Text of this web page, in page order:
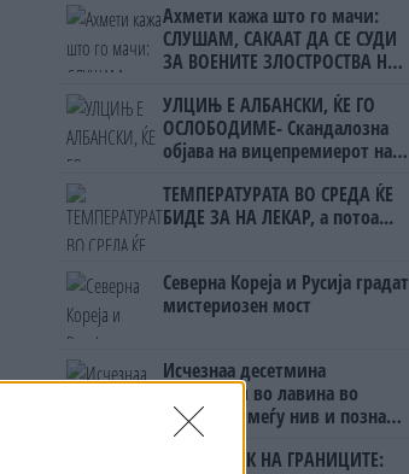
Ахмети кажа што го мачи:
СЛУШАМ, САКААТ ДА СЕ СУДИ
ЗА ВОЕНИТЕ ЗЛОСТРОСТВА НА
УЛЦИЊ Е АЛБАНСКИ, ЌЕ ГО
ОСЛОБОДИМЕ- Скандалозна
објава на вицепремиерот на
ТЕМПЕРАТУРАТА ВО СРЕДА ЌЕ
БИДЕ ЗА НА ЛЕКАР, а потоа...
Северна Кореја и Русија градат
мистериозен мост
Исчезнаа десетмина
алпинисти во лавина во
Пакистан- меѓу нив и познат
Непалец
БЕЛ ШТРАЈК НА ГРАНИЦИТЕ: